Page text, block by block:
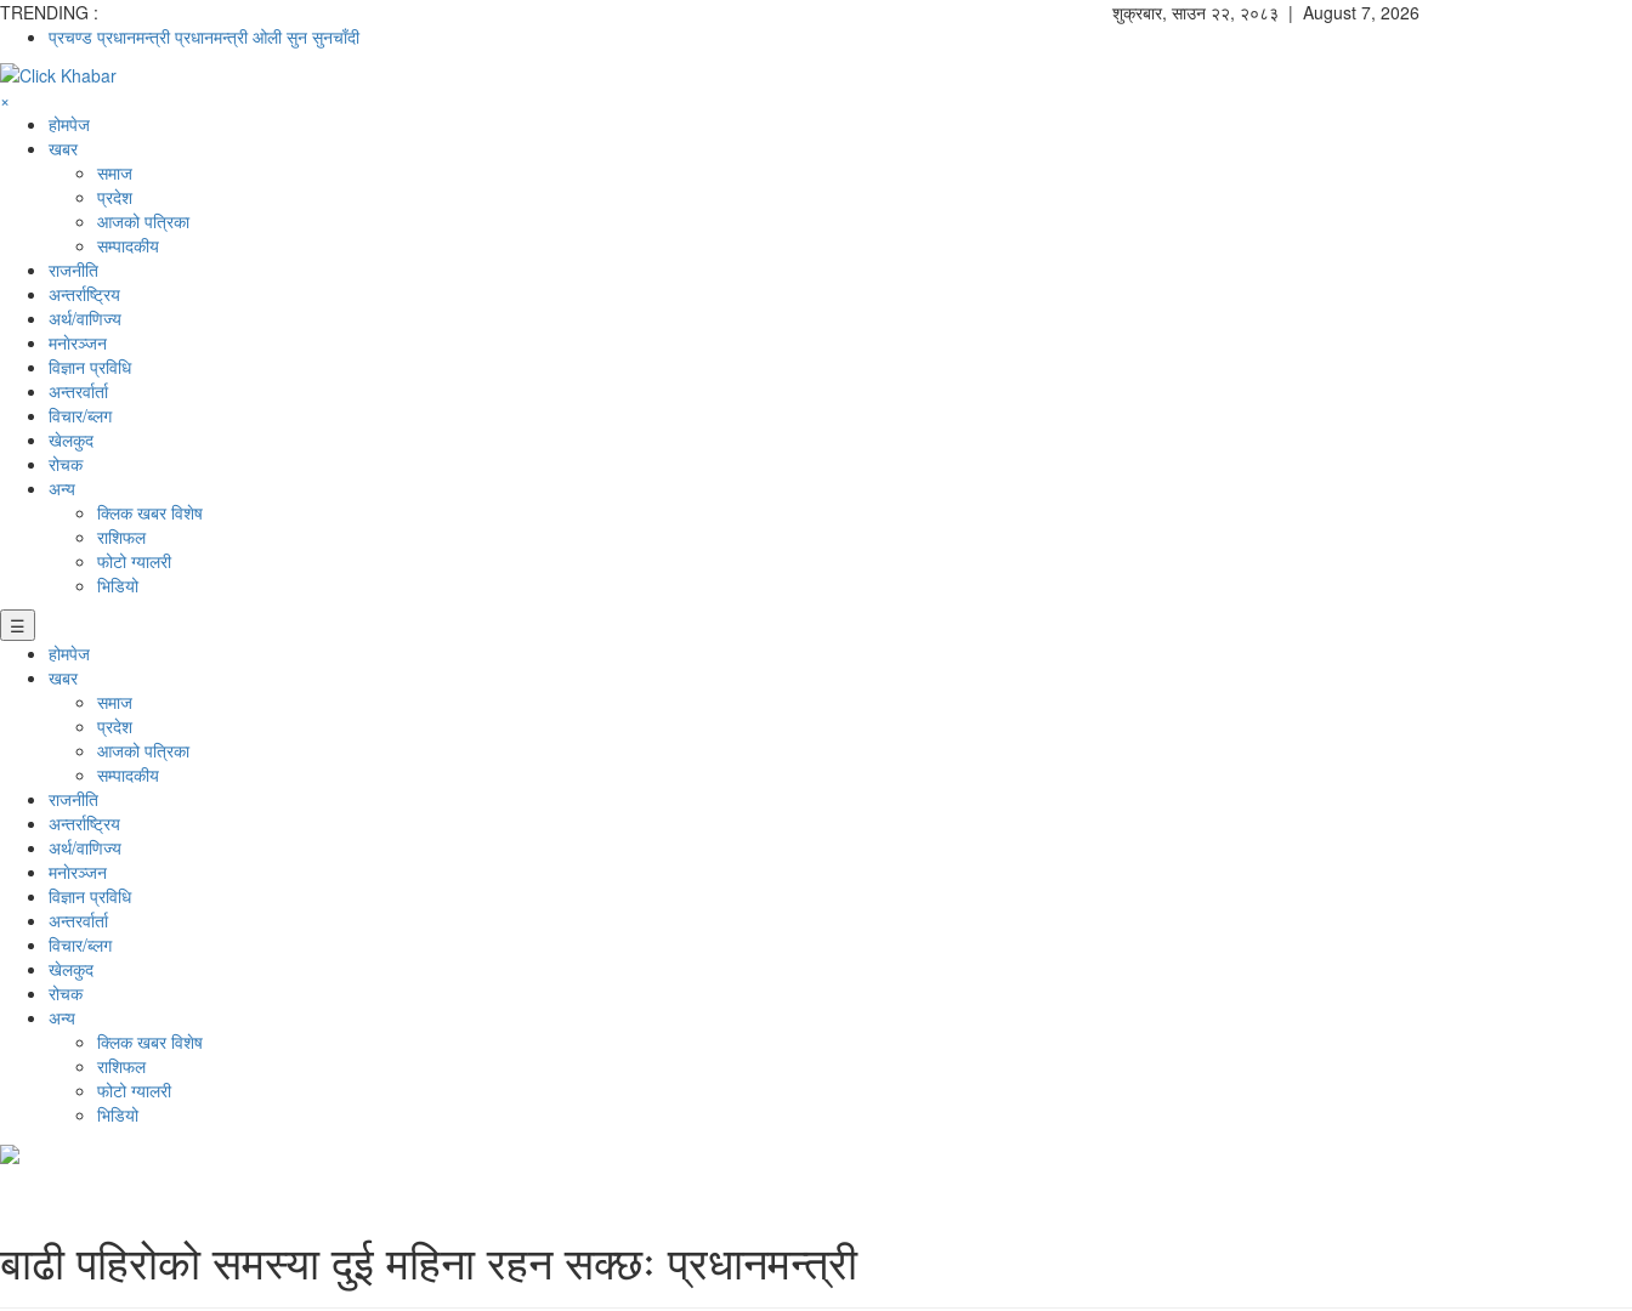
TRENDING :
प्रचण्ड प्रधानमन्त्री प्रधानमन्त्री ओली सुन सुनचाँदी
शुक्रबार, साउन २२, २०८३ | August 7, 2026
×
होमपेज
खबर
समाज
प्रदेश
आजको पत्रिका
सम्पादकीय
राजनीति
अन्तर्राष्ट्रिय
अर्थ/वाणिज्य
मनाेरञ्जन
विज्ञान प्रविधि
अन्तरर्वार्ता
विचार/ब्लग
खेलकुद
रोचक
अन्य
क्लिक खबर विशेष
राशिफल
फोटो ग्यालरी
भिडियो
☰
होमपेज
खबर
समाज
प्रदेश
आजको पत्रिका
सम्पादकीय
राजनीति
अन्तर्राष्ट्रिय
अर्थ/वाणिज्य
मनाेरञ्जन
विज्ञान प्रविधि
अन्तरर्वार्ता
विचार/ब्लग
खेलकुद
रोचक
अन्य
क्लिक खबर विशेष
राशिफल
फोटो ग्यालरी
भिडियो
बाढी पहिरोको समस्या दुई महिना रहन सक्छः प्रधानमन्त्री